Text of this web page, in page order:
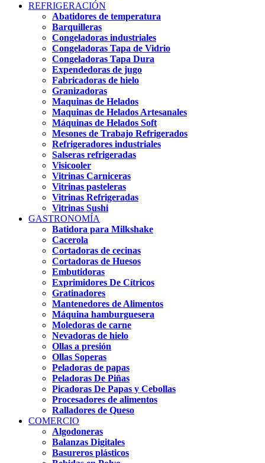
REFRIGERACIÓN
Abatidores de temperatura
Barquilleras
Congeladoras industriales
Congeladoras Tapa de Vidrio
Congeladoras Tapa Dura
Expendedoras de jugo
Fabricadoras de hielo
Granizadoras
Maquinas de Helados
Maquinas de Helados Artesanales
Máquinas de Helados Soft
Mesones de Trabajo Refrigerados
Refrigeradores industriales
Salseras refrigeradas
Visicooler
Vitrinas Carniceras
Vitrinas pasteleras
Vitrinas Refrigeradas
Vitrinas Sushi
GASTRONOMÍA
Batidora para Milkshake
Cacerola
Cortadoras de cecinas
Cortadoras de Huesos
Embutidoras
Exprimidores De Cítricos
Gratinadores
Mantenedores de Alimentos
Máquina hamburguesera
Moledoras de carne
Nevadoras de hielo
Ollas a presión
Ollas Soperas
Peladoras de papas
Peladoras De Piñas
Picadoras De Papas y Cebollas
Procesadores de alimentos
Ralladores de Queso
COMERCIO
Algodoneras
Balanzas Digitales
Basureros plásticos